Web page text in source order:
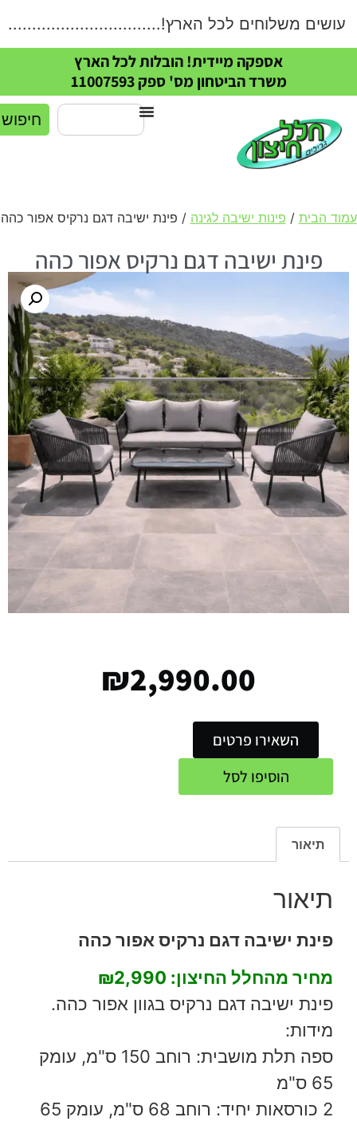
עושים משלוחים לכל
אספקה מיידית! הובלות לכל הארץ
משרד הביטחון מס' ספק 11007593
חיפוש
הבית/פינות ישיבה לגינה/ פינת ישיבה דגם נרקיס אפור כהה
₪2,990.00
השאירו פרטים
הוסיפו לסל
פינת ישיבה דגם נרקיס אפור כהה
תיאור
תיאור
פינת ישיבה דגם נרקיס אפור כהה
מחיר מהחלל החיצון: ₪2,990
פינת ישיבה דגם נרקיס בגוון אפור כהה.
מידות:
ספה תלת מושבית: רוחב 150 ס"מ, עומק
65 ס"מ
2 כורסאות יחיד: רוחב 68 ס"מ, עומק 65